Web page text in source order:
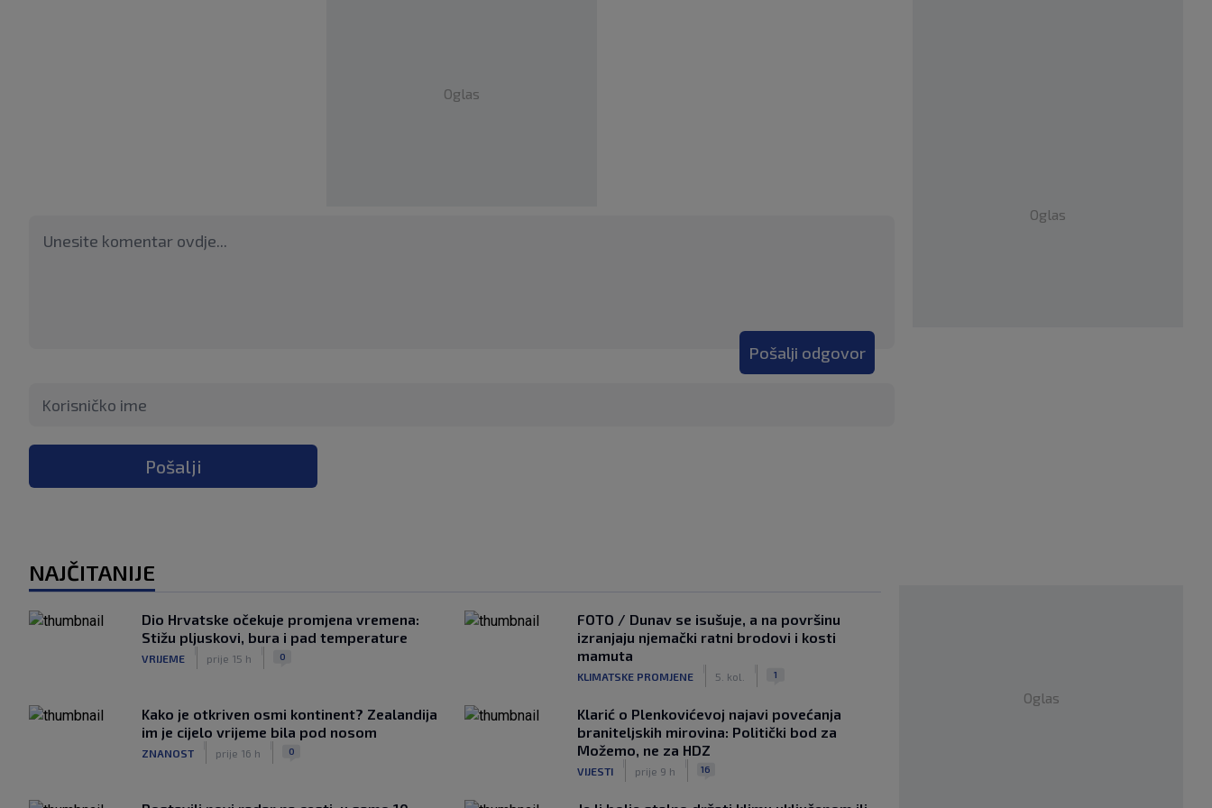
Oglas
Pošalji odgovor
Pošalji
Oglas
NAJČITANIJE
Dio Hrvatske očekuje promjena vremena:
Stižu pljuskovi, bura i pad temperature
VRIJEME prije 15 h 0
FOTO / Dunav se isušuje, a na površinu
izranjaju njemački ratni brodovi i kosti
mamuta
KLIMATSKE PROMJENE 5. kol. 1
Kako je otkriven osmi kontinent? Zealandija
im je cijelo vrijeme bila pod nosom
ZNANOST prije 16 h 0
Klarić o Plenkovićevoj najavi povećanja
braniteljskih mirovina: Politički bod za
Možemo, ne za HDZ
VIJESTI prije 9 h 16
Oglas